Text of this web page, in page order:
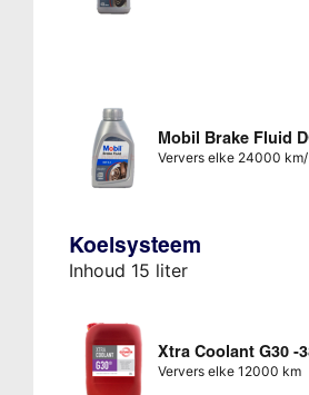
Mobil Brake Fluid
Ververs elke 24000 km/
Koelsysteem
Inhoud 15 liter
Xtra Coolant G30 -
Ververs elke 12000 km